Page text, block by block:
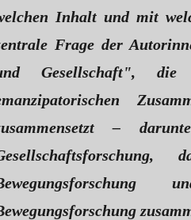
Inhalt und mit
Frage der
Gesellschaft", die
–